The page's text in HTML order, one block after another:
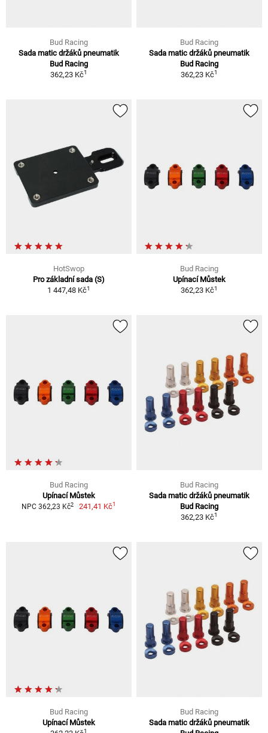
Bud Racing
Sada matic držáků pneumatik
Bud Racing
362,23 Kč1
Bud Racing
Sada matic držáků pneumatik
Bud Racing
362,23 Kč1
HotSwop
Pro základní sada (S)
1 447,48 Kč1
Bud Racing
Upínací Můstek
362,23 Kč1
Bud Racing
Upínací Můstek
NPC 362,23 Kč2 241,41 Kč1
Bud Racing
Sada matic držáků pneumatik
Bud Racing
362,23 Kč1
Bud Racing
Upínací Můstek
1
Bud Racing
Sada matic držáků pneumatik